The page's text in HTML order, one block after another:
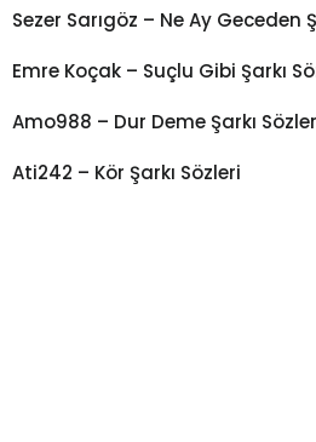
Sezer Sarıgöz – Ne Ay Geceden
Emre Koçak – Suçlu Gibi Şarkı
Amo988 – Dur Deme Şarkı
Ati242 – Kör Şarkı Sözleri